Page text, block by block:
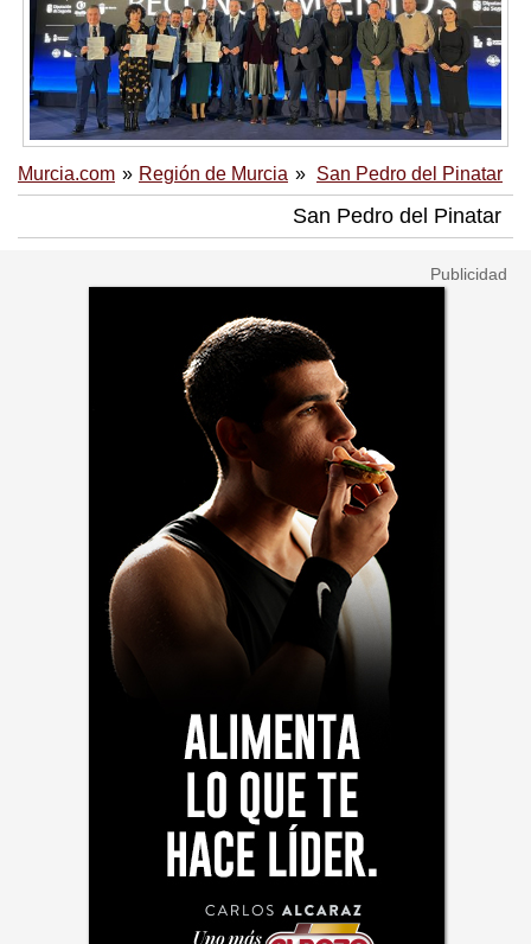
Murcia.com Región de Murcia San Pedro del Pinatar
San Pedro del Pinatar